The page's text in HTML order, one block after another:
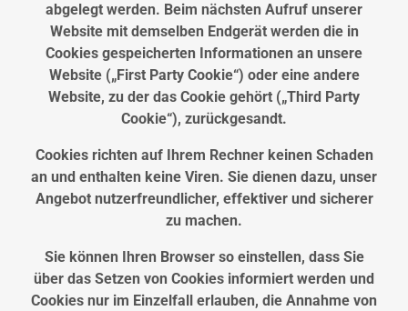
abgelegt werden. Beim nächsten Aufruf unserer
Website mit demselben Endgerät werden die in
Cookies gespeicherten Informationen an unsere
Website („First Party Cookie“) oder eine andere
Website, zu der das Cookie gehört („Third Party
Cookie“), zurückgesandt.
Cookies richten auf Ihrem Rechner keinen Schaden
an und enthalten keine Viren. Sie dienen dazu, unser
Angebot nutzerfreundlicher, effektiver und sicherer
zu machen.
Sie können Ihren Browser so einstellen, dass Sie
über das Setzen von Cookies informiert werden und
Cookies nur im Einzelfall erlauben, die Annahme von